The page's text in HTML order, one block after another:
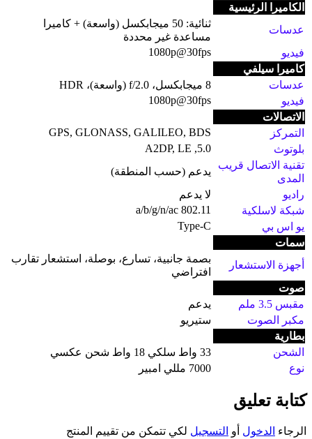
الكاميرا الرئيسية
عدسات
ثنائية: 50 ميجابكسل (واسعة) + كاميرا
مساعدة غير محددة
فيديو
1080p@30fps
كاميرا سيلفي
عدسات
8 ميجابكسل، f/2.0 (واسعة)، HDR
فيديو
1080p@30fps
الاتصالات
التمركز
GPS, GLONASS, GALILEO, BDS
بلوتوث
5.0, A2DP, LE
تقنية الاتصال قريب
المدى
يدعم (حسب المنطقة)
راديو
لا يدعم
شبكة لاسلكية
802.11 a/b/g/n/ac
يو اس بي
Type-C
سمات
أجهزة الاستشعار
بصمة جانبية، تسارع، بوصلة، استشعار تقارب
افتراضي
صوت
مقبس 3.5 ملم
يدعم
مكبر الصوت
ستيريو
بطارية
الشحن
33 واط سلكي 18 واط شحن عكسي
نوع
7000 مللي امبير
كتابة تعليق
الرجاء الدخول أو التسجيل لكي تتمكن من تقييم المنتج